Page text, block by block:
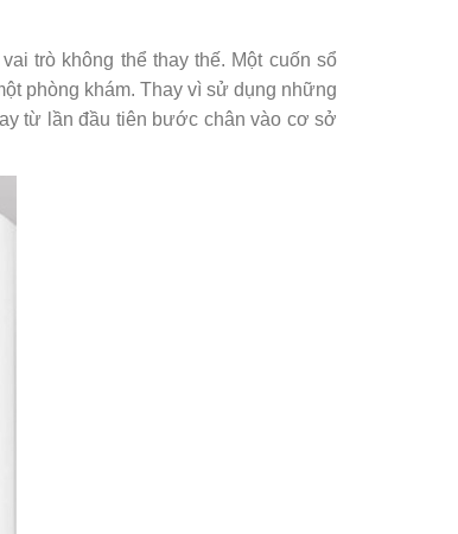
trò không thể thay thế. Một cuốn sổ
phòng khám. Thay vì sử dụng những
từ lần đầu tiên bước chân vào cơ sở